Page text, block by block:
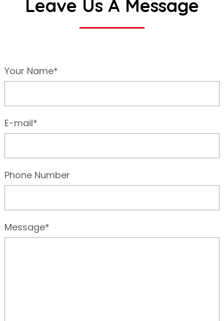
Leave Us A Message
Your Name*
E-mail*
Phone Number
Message*